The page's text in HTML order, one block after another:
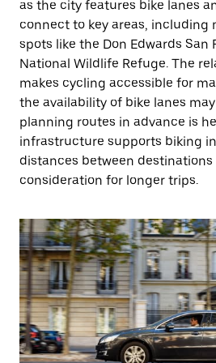
as the city features bike lanes
connect to key areas, including
spots like the Don Edwards San
National Wildlife Refuge. The
makes cycling accessible for
the availability of bike lanes
planning routes in advance is
infrastructure supports biking
distances between destinations
consideration for longer trips.